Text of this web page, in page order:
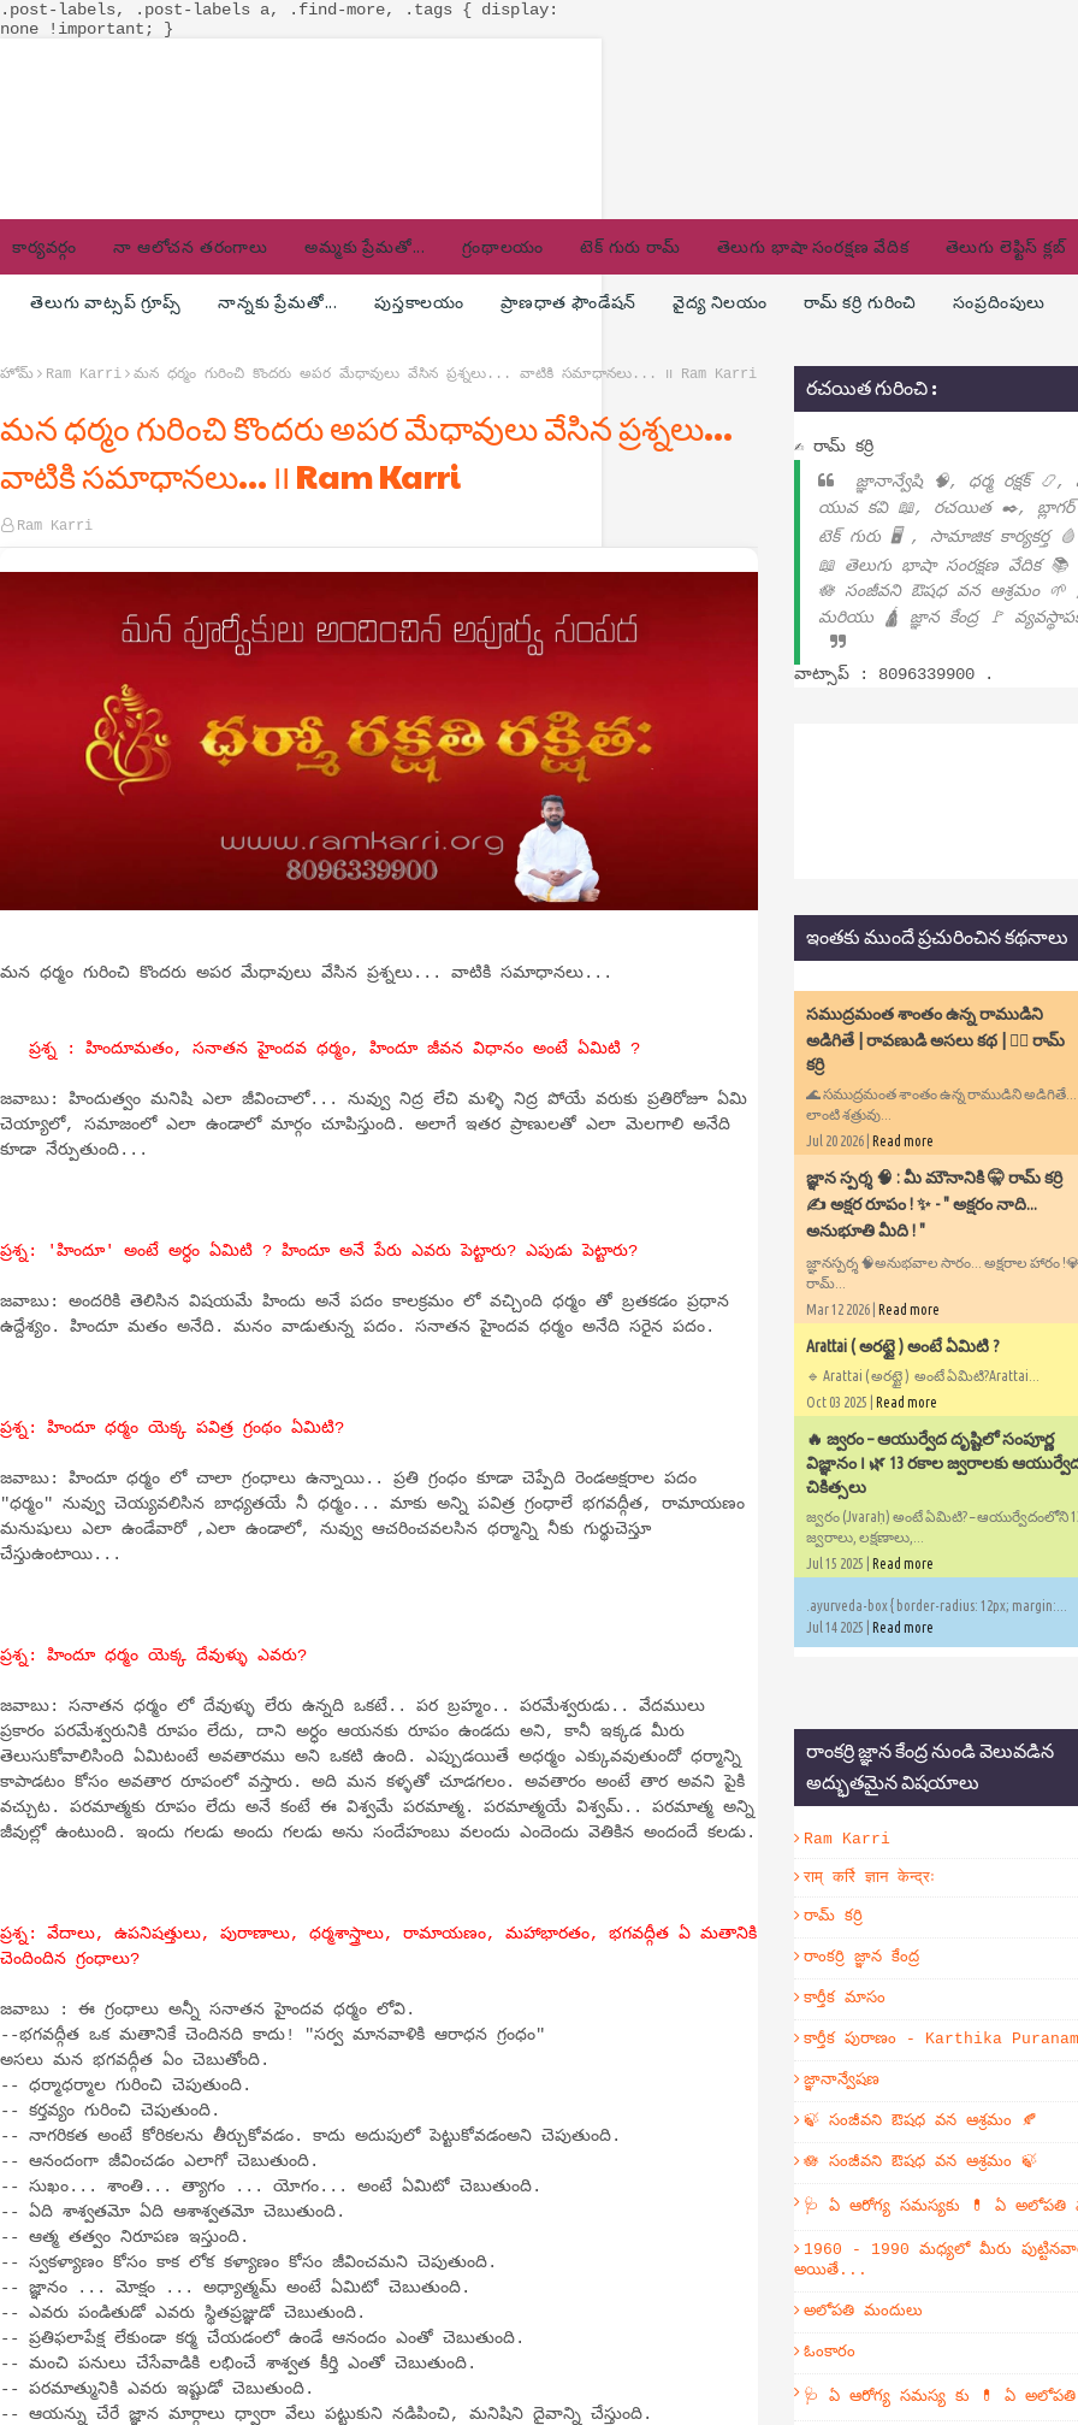
.post-labels, .post-labels a, .find-more, .tags { display:
none !important; }
కార్యవర్గం నా ఆలోచన తరంగాలు అమ్మకు ప్రేమతో... గ్రంథాలయం టెక్ గురు రామ్ తెలుగు భాషా సంరక్షణ వేదిక తెలుగు లెఫ్టిస్ క్లబ్
తెలుగు వాట్సప్ గ్రూప్స్ నాన్నకు ప్రేమతో... పుస్తకాలయం ప్రాణధాత ఫౌండేషన్ వైద్య నిలయం రామ్ కర్రి గురించి సంప్రదింపులు
హోమ్ Ram Karri మన ధర్మం గురించి కొందరు అపర మేధావులు వేసిన ప్రశ్నలు... వాటికి సమాధానలు... ౹౹ Ram Karri
మన ధర్మం గురించి కొందరు అపర మేధావులు వేసిన ప్రశ్నలు...
వాటికి సమాధానలు... ౹౹ Ram Karri
Ram Karri
మన ధర్మం గురించి కొందరు అపర మేధావులు వేసిన ప్రశ్నలు... వాటికి సమాధానలు...
ప్రశ్న : హిందూమతం, సనాతన హైందవ ధర్మం, హిందూ జీవన విధానం అంటే ఏమిటి ?
జవాబు: హిందుత్వం మనిషి ఎలా జీవించాలో... నువ్వు నిద్ర లేచి మళ్ళి నిద్ర పోయే వరుకు ప్రతిరోజూ ఏమి
చెయ్యాలో, సమాజంలో ఎలా ఉండాలో మార్గం చూపిస్తుంది. అలాగే ఇతర ప్రాణులతో ఎలా మెలగాలి అనేది
కూడా నేర్పుతుంది...
ప్రశ్న: 'హిందూ' అంటే అర్ధం ఏమిటి ? హిందూ అనే పేరు ఎవరు పెట్టారు? ఎపుడు పెట్టారు?
జవాబు: అందరికి తెలిసిన విషయమే హిందు అనే పదం కాలక్రమం లో వచ్చింది ధర్మం తో బ్రతకడం ప్రధాన
ఉద్దేశ్యం. హిందూ మతం అనేది. మనం వాడుతున్న పదం. సనాతన హైందవ ధర్మం అనేది సరైన పదం.
ప్రశ్న: హిందూ ధర్మం యెక్క పవిత్ర గ్రంథం ఏమిటి?
జవాబు: హిందూ ధర్మం లో చాలా గ్రంధాలు ఉన్నాయి.. ప్రతి గ్రంధం కూడా చెప్పేది రెండఅక్షరాల పదం
"ధర్మం" నువ్వు చెయ్యవలిసిన బాధ్యతయే నీ ధర్మం... మాకు అన్ని పవిత్ర గ్రంధాలే భగవద్గీత, రామాయణం
మనుషులు ఎలా ఉండేవారో ,ఎలా ఉండాలో, నువ్వు ఆచరించవలసిన ధర్మాన్ని నీకు గుర్థుచెస్తూ
చేస్తుఉంటాయి...
ప్రశ్న: హిందూ ధర్మం యెక్క దేవుళ్ళు ఎవరు?
జవాబు: సనాతన ధర్మం లో దేవుళ్ళు లేరు ఉన్నది ఒకటే.. పర బ్రహ్మం.. పరమేశ్వరుడు.. వేదములు
ప్రకారం పరమేశ్వరునికి రూపం లేదు, దాని అర్ధం ఆయనకు రూపం ఉండదు అని, కానీ ఇక్కడ మీరు
తెలుసుకోవాలిసింది ఏమిటంటే అవతారము అని ఒకటి ఉంది. ఎప్పుడయితే అధర్మం ఎక్కువవుతుందో ధర్మాన్ని
కాపాడటం కోసం అవతార రూపంలో వస్తారు. అది మన కళ్ళతో చూడగలం. అవతారం అంటే తార అవని పైకి
వచ్చుట. పరమాత్మకు రూపం లేదు అనే కంటే ఈ విశ్వమే పరమాత్మ. పరమాత్మయే విశ్వమ్.. పరమాత్మ అన్ని
జీవుల్లో ఉంటుంది. ఇందు గలడు అందు గలడు అను సందేహంబు వలందు ఎందెందు వెతికిన అందందే కలడు.
ప్రశ్న: వేదాలు, ఉపనిషత్తులు, పురాణాలు, ధర్మశాస్త్రాలు, రామాయణం, మహాభారతం, భగవద్గీత ఏ మతానికి
చెందిందిన గ్రంధాలు?
జవాబు : ఈ గ్రంధాలు అన్నీ సనాతన హైందవ ధర్మం లోవి.
--భగవద్గీత ఒక మతానికే చెందినది కాదు! "సర్వ మానవాళికి ఆరాధన గ్రంధం"
అసలు మన భగవద్గీత ఏం చెబుతోంది.
-- ధర్మాధర్మాల గురించి చెపుతుంది.
-- కర్తవ్యం గురించి చెపుతుంది.
-- నాగరికత అంటే కోరికలను తీర్చుకోవడం. కాదు అదుపులో పెట్టుకోవడంఅని చెపుతుంది.
-- ఆనందంగా జీవించడం ఎలాగో చెబుతుంది.
-- సుఖం... శాంతి... త్యాగం ... యోగం... అంటే ఏమిటో చెబుతుంది.
-- ఏది శాశ్వతమో ఏది ఆశాశ్వతమో చెబుతుంది.
-- ఆత్మ తత్వం నిరూపణ ఇస్తుంది.
-- స్వకళ్యాణం కోసం కాక లోక కళ్యాణం కోసం జీవించమని చెపుతుంది.
-- జ్ఞానం ... మోక్షం ... అధ్యాత్మమ్ అంటే ఏమిటో చెబుతుంది.
-- ఎవరు పండితుడో ఎవరు స్థితప్రజ్ఞుడో చెబుతుంది.
-- ప్రతిఫలాపేక్ష లేకుండా కర్మ చేయడంలో ఉండే ఆనందం ఎంతో చెబుతుంది.
-- మంచి పనులు చేసేవాడికి లభించే శాశ్వత కీర్తి ఎంతో చెబుతుంది.
-- పరమాత్మునికి ఎవరు ఇష్టుడో చెబుతుంది.
-- ఆయన్ను చేరే జ్ఞాన మార్గాలు ధ్వారా వేలు పట్టుకుని నడిపించి, మనిషిని దైవాన్ని చేస్తుంది.
రచయిత గురించి :
✍ రామ్ కర్రి
జ్ఞానాన్వేషి 🧠, ధర్మ రక్షక్ 📿,
యువ కవి 📖, రచయిత ✒️,
టెక్ గురు 🖥️ , సామాజిక కార్యకర్త
📖 తెలుగు భాషా సంరక్షణ వేదిక
🪷 సంజీవని ఔషధ వన ఆశ్రమం 🌱
మరియు 🛕 జ్ఞాన కేంద్ర 🚩
వాట్సాప్ : 8096339900 .
ఇంతకు ముందే ప్రచురించిన కథనాలు
సముద్రమంత శాంతం ఉన్న రాముడిని
అడిగితే | రావణుడి అసలు కథ | ✍🏻 రామ్
కర్రి
🌊 సముద్రమంత శాంతం ఉన్న రాముడిని
లాంటి శత్రువు...
Jul 20 2026 | Read more
​జ్ఞాన స్పర్శ 🧠 : మీ మౌనానికి 🤫 రామ్ కర్రి
✍️ అక్షర రూపం ! ✨ - ​" అక్షరం నాది...
అనుభూతి మీది ! "
జ్ఞానస్పర్శ 🧠అనుభవాల సారం... అక్షరాల హారం
రామ్...
Mar 12 2026 | Read more
Arattai ( అరట్టై ) అంటే ఏమిటి ?
🔹 Arattai ( అరట్టై ) అంటే ఏమిటి?Arattai...
Oct 03 2025 | Read more
🔥 జ్వరం – ఆయుర్వేద దృష్టిలో సంపూర్ణ
విజ్ఞానం ౹ 🌿 13 రకాల జ్వరాలకు
చికిత్సలు
జ్వరం (Jvaraḥ) అంటే ఏమిటి? – ఆయుర్వేదంలోని
జ్వరాలు, లక్షణాలు,...
Jul 15 2025 | Read more
.ayurveda-box { border-radius: 12px; margin:...
Jul 14 2025 | Read more
రాంకర్రి జ్ఞాన కేంద్ర నుండి వెలువడిన
అద్భుతమైన విషయాలు
Ram Karri
राम् कर्रि ज्ञान केन्द्रः
రామ్ కర్రి
రాంకర్రి జ్ఞాన కేంద్ర
కార్తీక మాసం
కార్తీక పురాణం - Karthika Puranam
జ్ఞానాన్వేషణ
🍃 సంజీవని ఔషధ వన ఆశ్రమం 🍂
🪷 సంజీవని ఔషధ వన ఆశ్రమం 🍃
🩺 ఏ ఆరోగ్య సమస్యకు 💊 ఏ అలోపతి
1960 - 1990 మధ్యలో మీరు
అయితే...
అలోపతి మందులు
ఓంకారం
🩺 ఏ ఆరోగ్య సమస్య కు 💊 ఏ